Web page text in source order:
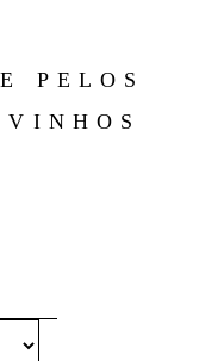
PELOS
VINHOS